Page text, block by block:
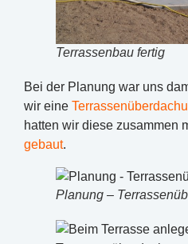
Terrassenbau fertig
Bei der Planung war uns
wir eine
hatten wir diese zusammen
gebaut.
Planung –